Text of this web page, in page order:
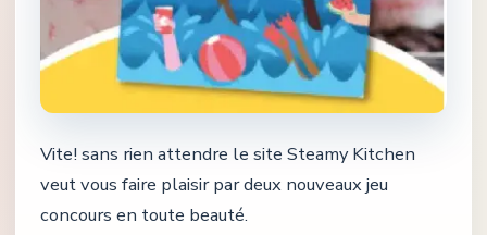
Vite! sans rien attendre le site Steamy Kitchen
veut vous faire plaisir par deux nouveaux jeu
concours en toute beauté.